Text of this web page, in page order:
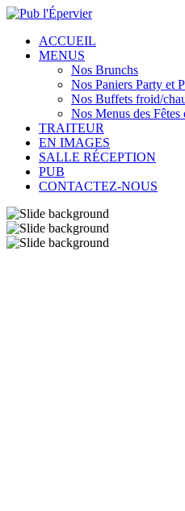
ACCUEIL
MENUS
Nos Brunchs
Nos Paniers Party et
Nos Buffets froid/
Nos Menus des Fêtes
TRAITEUR
EN IMAGES
SALLE RÉCEPTION
PUB
CONTACTEZ-NOUS